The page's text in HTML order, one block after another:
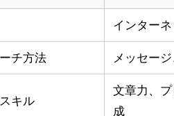
インターネ
チ方法 メッセー
キル
文章力、
成